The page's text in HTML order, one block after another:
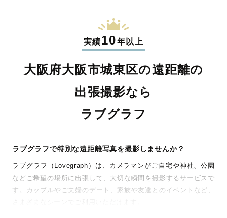
実績10年以上
大阪府大阪市城東区の遠距離の
出張撮影なら
ラブグラフ
ラブグラフで特別な遠距離写真を撮影しませんか？
ラブグラフ（Lovegraph）は、カメラマンがご自宅や神社、公園
などご希望の場所に出張して、大切な瞬間を撮影するサービスで
す。カップルやご夫婦のデート、家族や友達とのイベントなど、